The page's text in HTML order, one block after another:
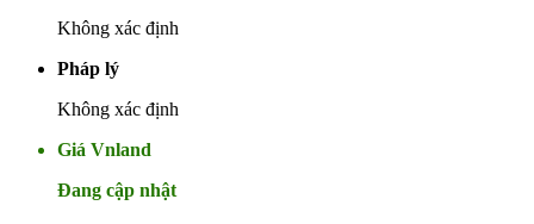
Không xác định
Pháp lý
Không xác định
Giá Vnland
Đang cập nhật